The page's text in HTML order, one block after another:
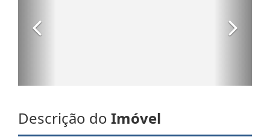
Descrição do Imóvel